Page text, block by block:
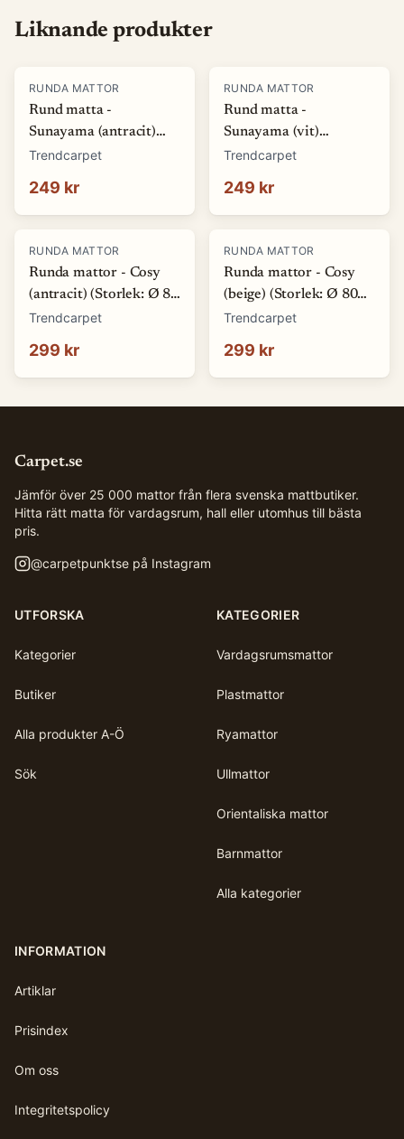
Liknande produkter
RUNDA MATTOR
Rund matta -
Sunayama (antracit)
(Storlek: Ø 80 cm)
Trendcarpet
249 kr
RUNDA MATTOR
Rund matta -
Sunayama (vit)
(Storlek: Ø 80 cm)
Trendcarpet
249 kr
RUNDA MATTOR
Runda mattor - Cosy
(antracit) (Storlek: Ø 80
cm)
Trendcarpet
299 kr
RUNDA MATTOR
Runda mattor - Cosy
(beige) (Storlek: Ø 80
cm)
Trendcarpet
299 kr
Carpet.se
Jämför över 25 000 mattor från flera svenska mattbutiker.
Hitta rätt matta för vardagsrum, hall eller utomhus till bästa
pris.
@carpetpunktse på Instagram
UTFORSKA
Kategorier
Butiker
Alla produkter A-Ö
Sök
KATEGORIER
Vardagsrumsmattor
Plastmattor
Ryamattor
Ullmattor
Orientaliska mattor
Barnmattor
Alla kategorier
INFORMATION
Artiklar
Prisindex
Om oss
Integritetspolicy